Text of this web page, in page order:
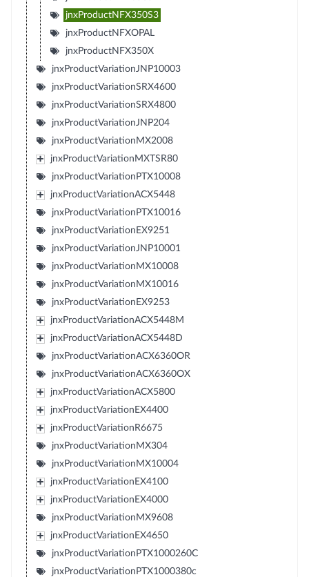
jnxProductNFX350S3
jnxProductNFXOPAL
jnxProductNFX350X
jnxProductVariationJNP10003
jnxProductVariationSRX4600
jnxProductVariationSRX4800
jnxProductVariationJNP204
jnxProductVariationMX2008
jnxProductVariationMXTSR80
jnxProductVariationPTX10008
jnxProductVariationACX5448
jnxProductVariationPTX10016
jnxProductVariationEX9251
jnxProductVariationJNP10001
jnxProductVariationMX10008
jnxProductVariationMX10016
jnxProductVariationEX9253
jnxProductVariationACX5448M
jnxProductVariationACX5448D
jnxProductVariationACX6360OR
jnxProductVariationACX6360OX
jnxProductVariationACX5800
jnxProductVariationEX4400
jnxProductVariationR6675
jnxProductVariationMX304
jnxProductVariationMX10004
jnxProductVariationEX4100
jnxProductVariationEX4000
jnxProductVariationMX9608
jnxProductVariationEX4650
jnxProductVariationPTX1000260C
jnxProductVariationPTX1000380c